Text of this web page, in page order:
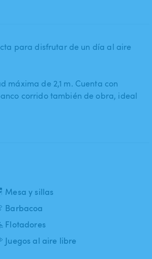
para disfrutar de un día al aire
máxima de 2​,​1 m. Cuenta con
corrido también de obra​,​ ideal
Mesa y sillas
Barbacoa
Flotadores
Juegos al aire libre